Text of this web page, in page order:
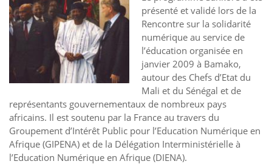
présenté et validé lors de la
Rencontre sur la solidarité
numérique au service de
l’éducation organisée en
janvier 2009 à Bamako,
autour des Chefs d’Etat du
Mali et du Sénégal et de
représentants gouvernementaux de nombreux pays
africains. Il est soutenu par la France au travers du
Groupement d’Intérêt Public pour l’Education Numérique en
Afrique (GIPENA) et de la Délégation Interministérielle à
l’Education Numérique en Afrique (DIENA).